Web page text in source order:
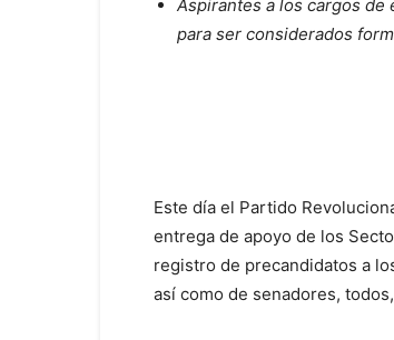
Aspirantes a los cargos
para ser considerados
Este día el Partido
entrega de apoyo de los
registro de precandidatos a
así como de senadores,